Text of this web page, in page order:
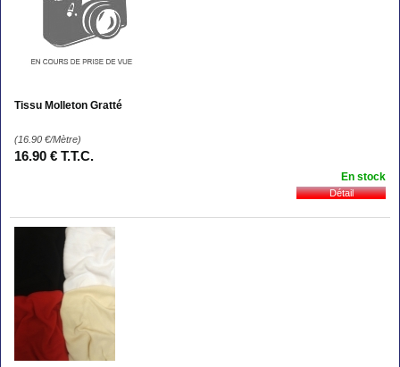
Tissu Molleton Gratté
(16.90 €/Mètre)
16.90 € T.T.C.
En stock